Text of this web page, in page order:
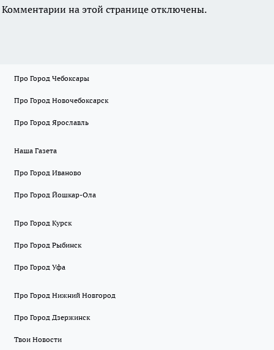
Комментарии на этой странице отключены.
Про Город Чебоксары
Про Город Новочебоксарск
Про Город Ярославль
Наша Газета
Про Город Иваново
Про Город Йошкар-Ола
Про Город Курск
Про Город Рыбинск
Про Город Уфа
Про Город Нижний Новгород
Про Город Дзержинск
Твои Новости